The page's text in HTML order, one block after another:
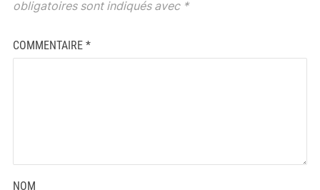
obligatoires sont indiqués avec *
COMMENTAIRE *
NOM